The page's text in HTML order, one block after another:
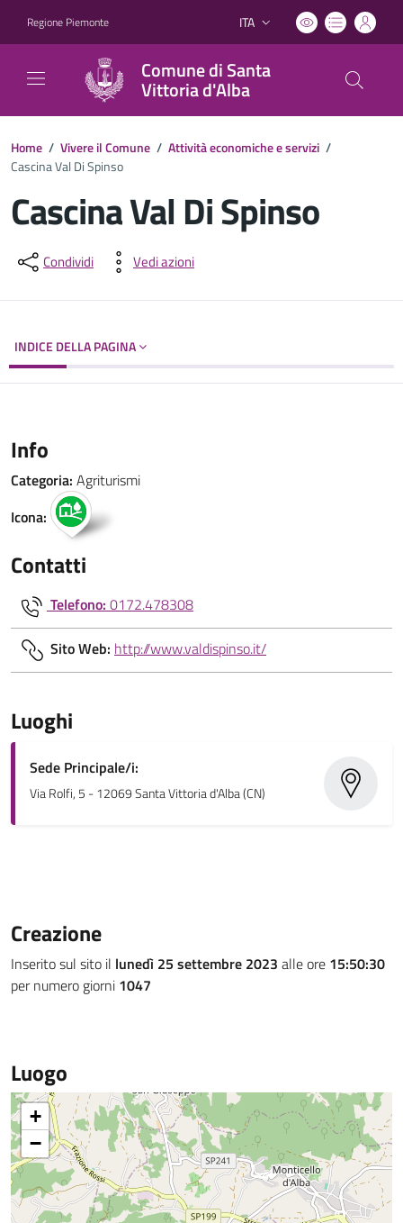
Regione Piemonte Lingua attiva:
ITA
Comune di Santa
Vittoria d'Alba
Home / Vivere il Comune / Attività economiche e servizi /
Cascina Val Di Spinso
Cascina Val Di Spinso
Dettagli del documento
Condividi Vedi azioni
INDICE DELLA PAGINA
Info
Categoria: Agriturismi
Icona:
Contatti
Telefono: 0172.478308
Sito Web: http://www.valdispinso.it/
Luoghi
Sede Principale/i:
Via Rolfi, 5 - 12069 Santa Vittoria d'Alba (CN)
Creazione
Inserito sul sito il lunedì 25 settembre 2023 alle ore 15:50:30
per numero giorni 1047
Luogo
+
−